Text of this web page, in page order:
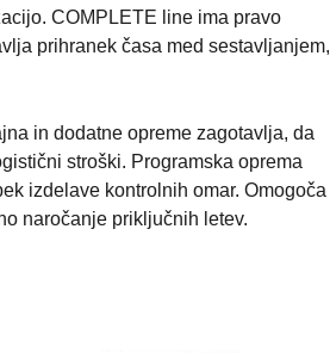
COMPLETE line ima pravo
prihranek časa med sestavljanjem,
in dodatne opreme zagotavlja, da
stroški. Programska oprema
izdelave kontrolnih omar. Omogoča
naročanje priključnih letev.